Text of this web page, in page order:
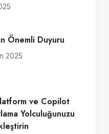
Önemli Duyuru
2025
ve Copilot
Yolculuğunuzu